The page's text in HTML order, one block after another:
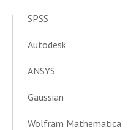
SPSS
Autodesk
ANSYS
Gaussian
Wolfram Mathematica